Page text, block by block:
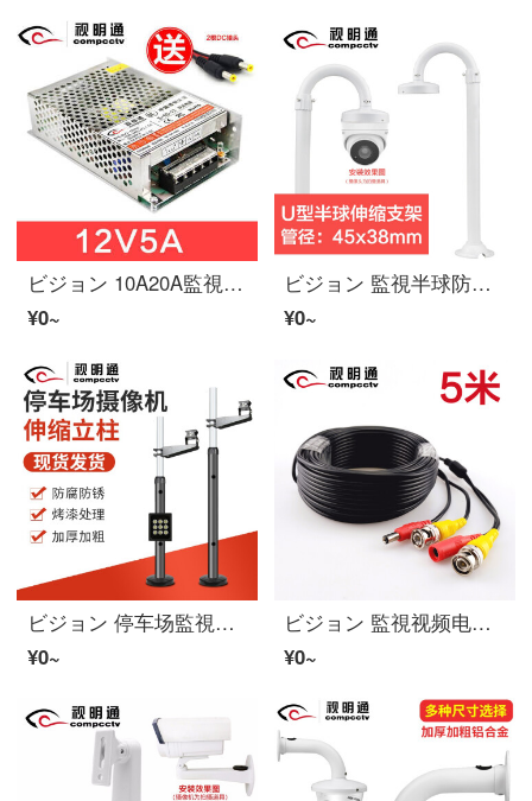
ビジョン 10A20A監視ビデオカメラ集中供电电源箱12V开关电源防犯カメラ适一致器 12V5A
¥0~
ビジョン 監視半球防犯カメラ伸缩支架适用海康DAHUA半球ビデオカメラ壁装立装加长杆 室内外 U型半球立装支架 30-60cm
¥0~
ビジョン 停车场監視防犯カメラ支架车牌识别道闸卡口收费口可伸缩ビデオカメラ立杆 伸缩范围1-2.5米
¥0~
ビジョン 監視视频电源线シミュレーション防犯カメラ 视频电源二合一監視一体线 5米
¥0~